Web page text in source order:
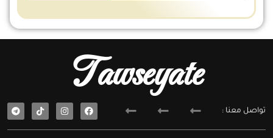
Tawseyate
تواصل معنا :
F
a
e
T
e
e